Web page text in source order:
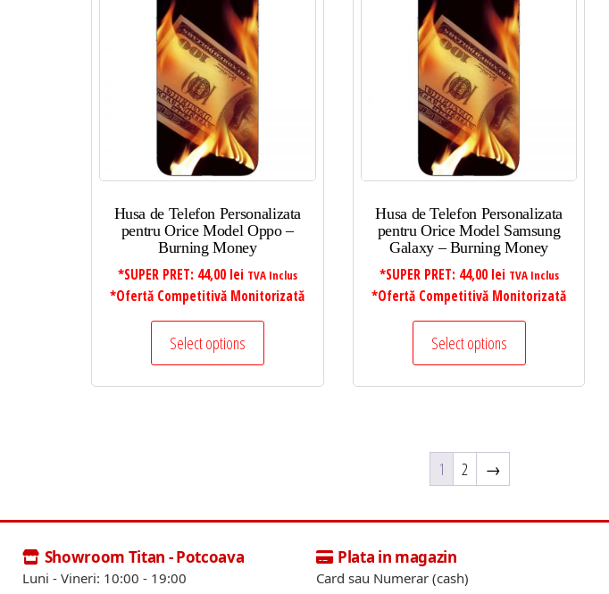
Husa de Telefon Personalizata
pentru Orice Model Oppo –
Burning Money
*SUPER PRET: 44,00 lei TVA Inclus
*Ofertă Competitivă Monitorizată
Select options
Husa de Telefon Personalizata
pentru Orice Model Samsung
Galaxy – Burning Money
*SUPER PRET: 44,00 lei TVA Inclus
*Ofertă Competitivă Monitorizată
Select options
1 2 →
Showroom Titan - Potcoava
Luni - Vineri: 10:00 - 19:00
Plata in magazin
Card sau Numerar (cash)